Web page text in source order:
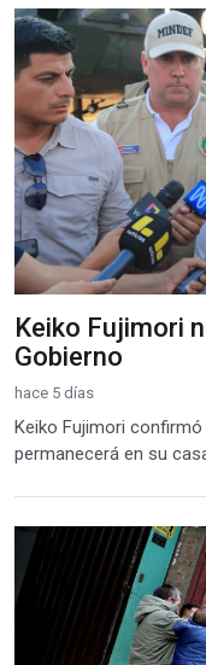
Keiko Fujimori
Gobierno
hace 5 días
Keiko Fujimori
permanecerá en su